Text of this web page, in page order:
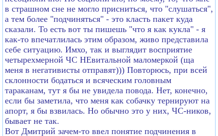
в страшном сне не могло присниться, что "слушаться",
а тем более "подчиняться" - это класть пакет куда
сказали. То есть вот ты пишешь "что я как кукла" - я
как-то впечатлилась этим образом, живо представила
себе ситуацию. Имхо, так и выглядит восприятие
четырехмерной ЧС НЕвитальной маломеркой (ща
меня в негативисты отправят))) Повторюсь, при всей
склонности бодаться и всяческим головным
тараканам, тут я бы не увидела повода. Нет, конечно,
если бы заметила, что меня как собачку тернируют на
апорт, я бы взвилась. Но обычно это у них, ЧС-ников,
бывает не так.
Вот Дмитрий зачем-то ввел понятие подчинения в